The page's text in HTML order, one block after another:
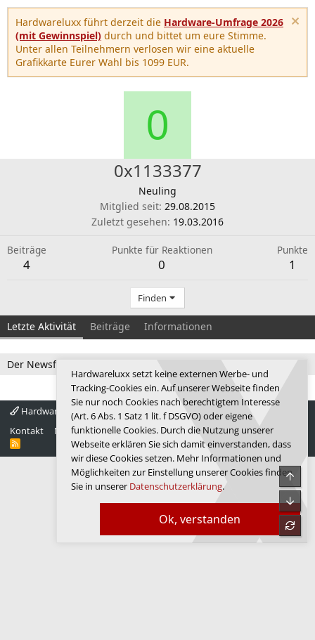
Hardwareluxx führt derzeit die Hardware-Umfrage 2026
(mit Gewinnspiel) durch und bittet um eure Stimme.
Unter allen Teilnehmern verlosen wir eine aktuelle
Grafikkarte Eurer Wahl bis 1099 EUR.
0
0x1133377
Neuling
Mitglied seit 29.08.2015
Zuletzt gesehen 19.03.2016
Beiträge
4
Punkte für Reaktionen
0
Punkte
1
Finden
Letzte Aktivität Beiträge Informationen
Der Newsfeed ist zur Zeit leer.
Hardwareluxx 4.0
Deutsch
Kontakt
Nutzungsbedingungen Datenschutz Hilfe Startseite
R
Ok, verstanden
Hardwareluxx setzt keine externen Werbe- und
Tracking-Cookies ein. Auf unserer Webseite finden
Sie nur noch Cookies nach berechtigtem Interesse
(Art. 6 Abs. 1 Satz 1 lit. f DSGVO) oder eigene
funktionelle Cookies. Durch die Nutzung unserer
Webseite erklären Sie sich damit einverstanden, dass
wir diese Cookies setzen. Mehr Informationen und
Möglichkeiten zur Einstellung unserer Cookies finden
Sie in unserer Datenschutzerklärung.